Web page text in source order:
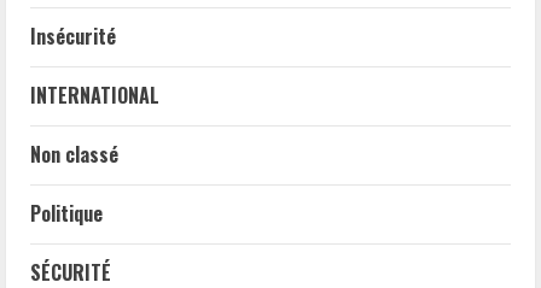
Insécurité
INTERNATIONAL
Non classé
Politique
SÉCURITÉ